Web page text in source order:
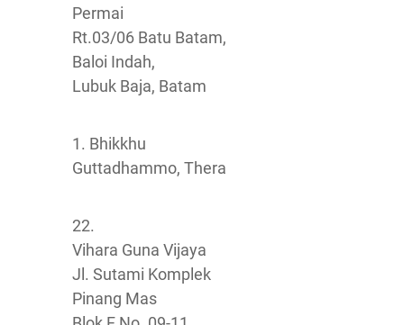
Permai
Rt.03/06 Batu Batam,
Baloi Indah,
Lubuk Baja, Batam
1. Bhikkhu
Guttadhammo, Thera
22.
Vihara Guna Vijaya
Jl. Sutami Komplek
Pinang Mas